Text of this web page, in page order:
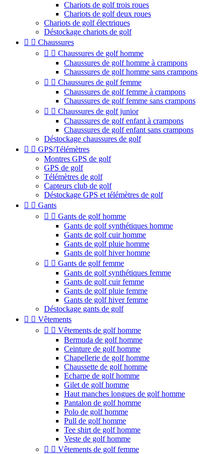
Chariots de golf trois roues
Chariots de golf deux roues
Chariots de golf électriques
Déstockage chariots de golf
  Chaussures
  Chaussures de golf homme
Chaussures de golf homme à crampons
Chaussures de golf homme sans crampons
  Chaussures de golf femme
Chaussures de golf femme à crampons
Chaussures de golf femme sans crampons
  Chaussures de golf junior
Chaussures de golf enfant à crampons
Chaussures de golf enfant sans crampons
Déstockage chaussures de golf
  GPS/Télémètres
Montres GPS de golf
GPS de golf
Télémètres de golf
Capteurs club de golf
Déstockage GPS et télémètres de golf
  Gants
  Gants de golf homme
Gants de golf synthétiques homme
Gants de golf cuir homme
Gants de golf pluie homme
Gants de golf hiver homme
  Gants de golf femme
Gants de golf synthétiques femme
Gants de golf cuir femme
Gants de golf pluie femme
Gants de golf hiver femme
Déstockage gants de golf
  Vêtements
  Vêtements de golf homme
Bermuda de golf homme
Ceinture de golf homme
Chapellerie de golf homme
Chaussette de golf homme
Echarpe de golf homme
Gilet de golf homme
Haut manches longues de golf homme
Pantalon de golf homme
Polo de golf homme
Pull de golf homme
Tee shirt de golf homme
Veste de golf homme
  Vêtements de golf femme